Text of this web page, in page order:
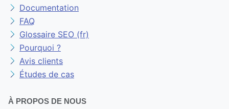
Documentation
FAQ
Glossaire SEO (fr)
Pourquoi ?
Avis clients
Études de cas
À PROPOS DE NOUS